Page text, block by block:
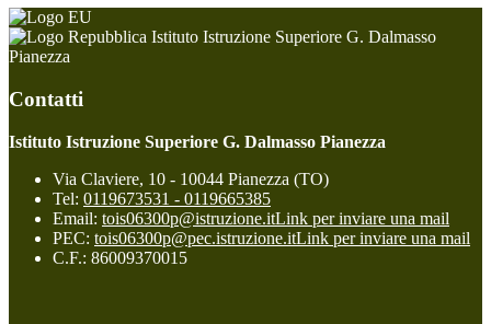
Istituto Istruzione Superiore G. Dalmasso
Pianezza
Contatti
Istituto Istruzione Superiore G. Dalmasso Pianezza
Via Claviere, 10 - 10044 Pianezza (TO)
Tel: 0119673531 - 0119665385
Email: tois06300p@istruzione.itLink per inviare una mail
PEC: tois06300p@pec.istruzione.itLink per inviare una mail
C.F.: 86009370015